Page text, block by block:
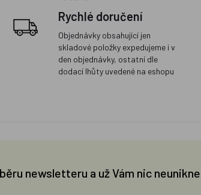
Rychlé doručení
Objednávky obsahující jen
skladové položky expedujeme i v
den objednávky, ostatní dle
dodací lhůty uvedené na eshopu
newsletteru a už Vám nic neunikne